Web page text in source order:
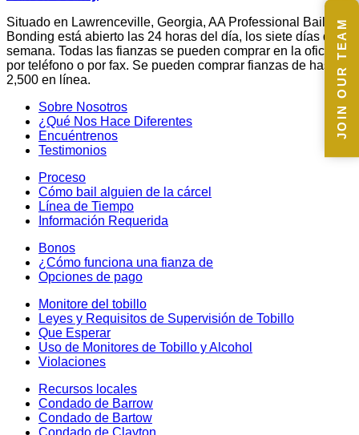
Situado en Lawrenceville, Georgia, AA Professional Bail
Bonding está abierto las 24 horas del día, los siete días de la
semana. Todas las fianzas se pueden comprar en la oficina,
por teléfono o por fax. Se pueden comprar fianzas de hasta $
2,500 en línea.
Sobre Nosotros
¿Qué Nos Hace Diferentes
Encuéntrenos
Testimonios
Proceso
Cómo bail alguien de la cárcel
Línea de Tiempo
Información Requerida
Bonos
¿Cómo funciona una fianza de
Opciones de pago
Monitore del tobillo
Leyes y Requisitos de Supervisión de Tobillo
Que Esperar
Uso de Monitores de Tobillo y Alcohol
Violaciones
Recursos locales
Condado de Barrow
Condado de Bartow
JOIN OUR TEAM